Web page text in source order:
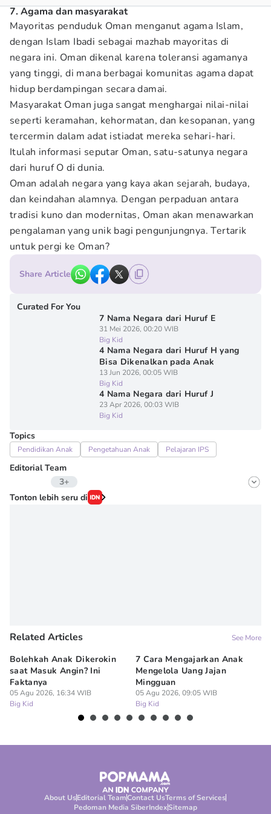
7. Agama dan masyarakat
Mayoritas penduduk Oman menganut agama Islam,
dengan Islam Ibadi sebagai mazhab mayoritas di
negara ini. Oman dikenal karena toleransi agamanya
yang tinggi, di mana berbagai komunitas agama dapat
hidup berdampingan secara damai.
Masyarakat Oman juga sangat menghargai nilai-nilai
seperti keramahan, kehormatan, dan kesopanan, yang
tercermin dalam adat istiadat mereka sehari-hari.
Itulah informasi seputar Oman, satu-satunya negara
dari huruf O di dunia.
Oman adalah negara yang kaya akan sejarah, budaya,
dan keindahan alamnya. Dengan perpaduan antara
tradisi kuno dan modernitas, Oman akan menawarkan
pengalaman yang unik bagi pengunjungnya. Tertarik
untuk pergi ke Oman?
Share Article
Curated For You
7 Nama Negara dari Huruf E
31 Mei 2026, 00:20 WIB
Big Kid
4 Nama Negara dari Huruf H yang
Bisa Dikenalkan pada Anak
13 Jun 2026, 00:05 WIB
Big Kid
4 Nama Negara dari Huruf J
23 Apr 2026, 00:03 WIB
Big Kid
Topics
Pendidikan Anak Pengetahuan Anak Pelajaran IPS
Editorial Team
3+
Editor
Tonton lebih seru di
Related Articles See More
Bolehkah Anak Dikerokin
saat Masuk Angin? Ini
Faktanya
05 Agu 2026, 16:34 WIB
Big Kid
7 Cara Mengajarkan Anak
Mengelola Uang Jajan
Mingguan
05 Agu 2026, 09:05 WIB
Big Kid
About UsEditorial TeamContact UsTerms of Services
Pedoman Media SiberIndexSitemap